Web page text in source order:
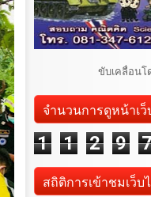
ขับเคลื่อนโ
จำนวนการดูหน้าเ
1 1 2 9
สถิติการเข้าชมเว็บ